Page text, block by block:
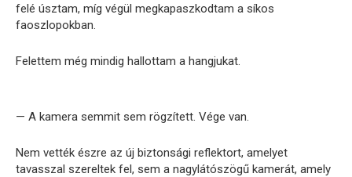
felé úsztam, míg végül megkapaszkodtam a síkos
faoszlopokban.
Felettem még mindig hallottam a hangjukat.
— A kamera semmit sem rögzített. Vége van.
Nem vették észre az új biztonsági reflektort, amelyet
tavasszal szereltek fel, sem a nagylátószögű kamerát, amely